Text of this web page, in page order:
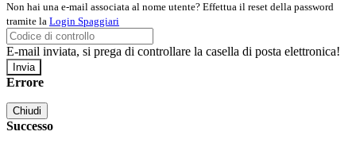
Non hai una e-mail associata al nome utente? Effettua il reset della password
tramite la Login Spaggiari
E-mail inviata, si prega di controllare la casella di posta elettronica!
Errore
Chiudi
Successo